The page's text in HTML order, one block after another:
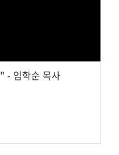
- 임학순 목사